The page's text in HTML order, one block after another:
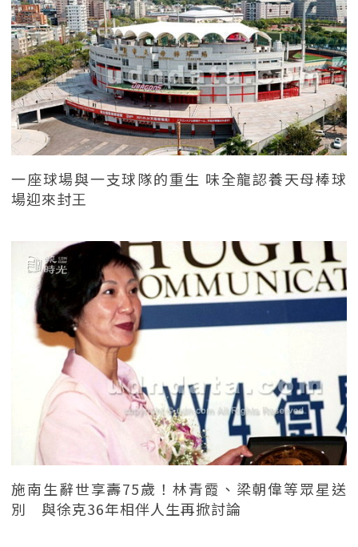
一座球場與一支球隊的重生 味全龍認養天母棒球
場迎來封王
施南生辭世享壽75歲！林青霞、梁朝偉等眾星送
別 與徐克36年相伴人生再掀討論